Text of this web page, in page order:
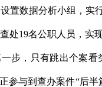
置数据分析小组，实
处19名公职人员，实现
步，只有跳出个案看
参与到查办案件“后